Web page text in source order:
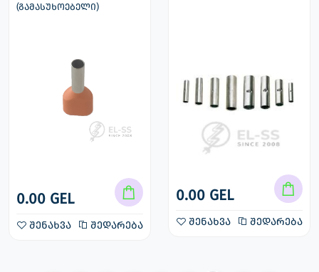
(გამასუხოებელი)
0.00 GEL
შენახვა შედარება
0.00 GEL
შენახვა შედარება